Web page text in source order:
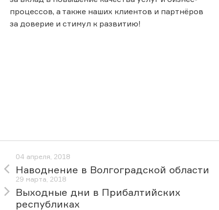
процессов, а также наших клиентов и партнёров
за доверие и стимул к развитию!
04 апреля, 2018
Наводнение в Волгоградской области
29 марта, 2018
Выходные дни в Прибалтийских
республиках